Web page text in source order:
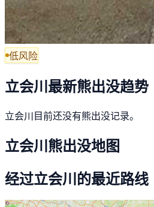
低风险
立会川最新熊出没趋势
立会川目前还没有熊出没记录。
立会川熊出没地图
经过立会川的最近路线